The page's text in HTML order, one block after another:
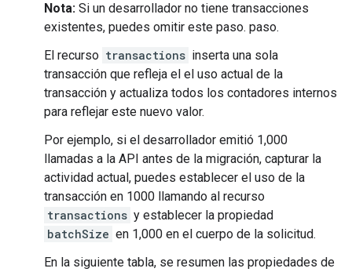
Nota: Si un desarrollador no tiene transacciones
existentes, puedes omitir este paso. paso.
El recurso transactions inserta una sola
transacción que refleja el el uso actual de la
transacción y actualiza todos los contadores internos
para reflejar este nuevo valor.
Por ejemplo, si el desarrollador emitió 1,000
llamadas a la API antes de la migración, capturar la
actividad actual, puedes establecer el uso de la
transacción en 1000 llamando al recurso
transactions y establecer la propiedad
batchSize en 1,000 en el cuerpo de la solicitud.
En la siguiente tabla, se resumen las propiedades de